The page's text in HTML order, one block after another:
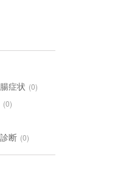
症状 (0)
(0)
断 (0)